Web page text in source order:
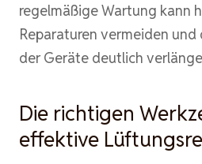
regelmäßige Wartung kann
Reparaturen vermeiden
der Geräte deutlich
Die richtigen
effektive